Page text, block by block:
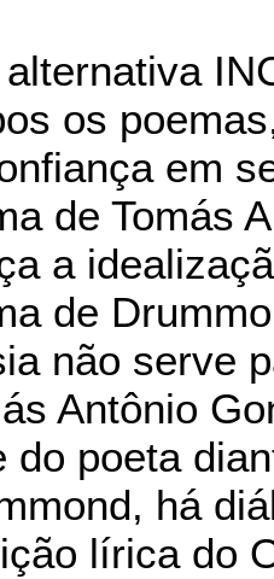
os
em
de Tomás
a
de
não serve
Antônio
do poeta
há
lírica do